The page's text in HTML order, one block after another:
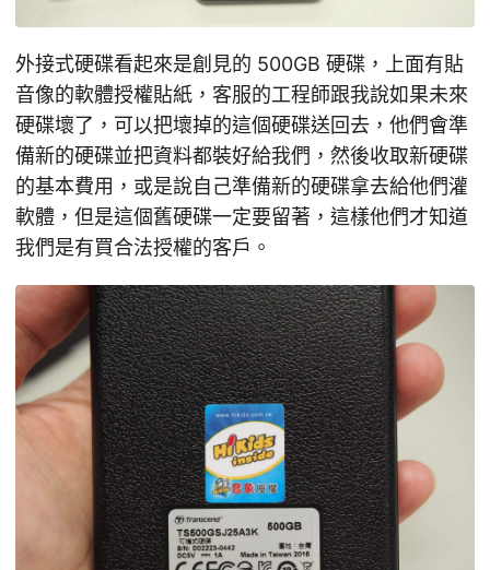
外接式硬碟看起來是創見的 500GB 硬碟，上面有貼
音像的軟體授權貼紙，客服的工程師跟我說如果未來
硬碟壞了，可以把壞掉的這個硬碟送回去，他們會準
備新的硬碟並把資料都裝好給我們，然後收取新硬碟
的基本費用，或是說自己準備新的硬碟拿去給他們灌
軟體，但是這個舊硬碟一定要留著，這樣他們才知道
我們是有買合法授權的客戶。